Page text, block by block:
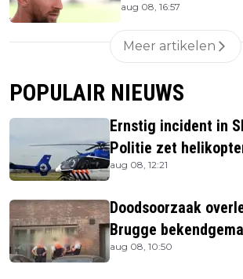
aug 08, 16:57
Meer artikelen
POPULAIR NIEUWS
Ernstig incident in
Politie zet
aug 08, 12:21
Doodsoorzaak
Brugge
aug 08, 10:50